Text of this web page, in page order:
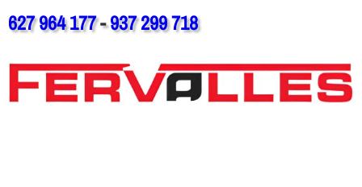
627 964 177-937 299 718